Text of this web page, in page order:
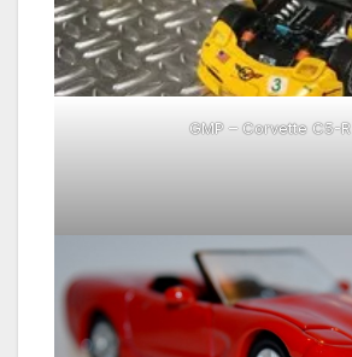
GMP – Corvette C5-R